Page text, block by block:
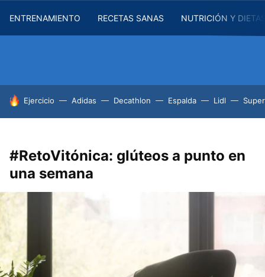
ENTRENAMIENTO RECETAS SANAS NUTRICIÓN Y
HOY SE HABLA DE
Ejercicio Adidas Decathlon Espalda Lidl
#RetoVitónica: glúteos a punto en
una semana